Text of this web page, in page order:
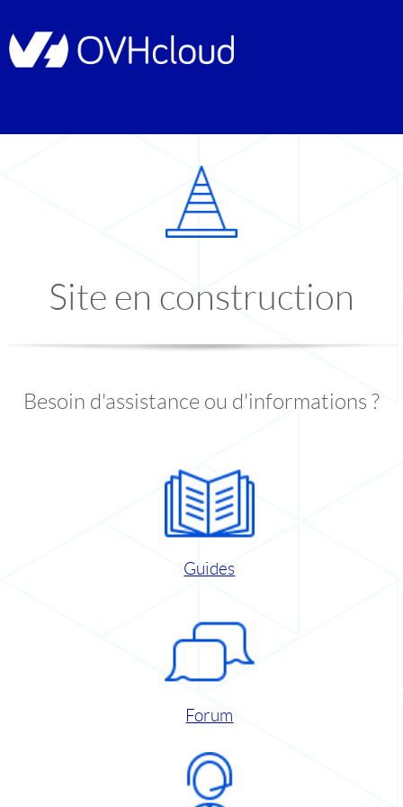
Site en construction
Besoin d'assistance ou d'informations ?
Guides
Forum